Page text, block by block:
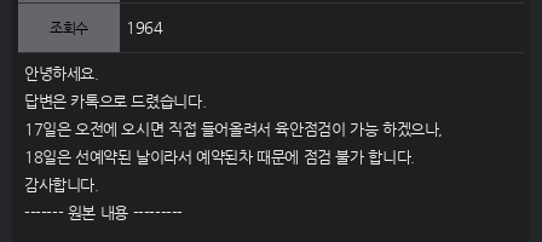
조회수 1964
안녕하세요.
답변은 카톡으로 드렸습니다.
17일은 오전에 오시면 직접 들어올려서 육안점검이 가능 하겠으나,
18일은 선예약된 날이라서 예약된차 때문에 점검 불가 합니다.
감사합니다.
------- 원본 내용 ---------